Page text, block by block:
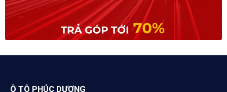
Ô TÔ PHÚC DƯƠNG